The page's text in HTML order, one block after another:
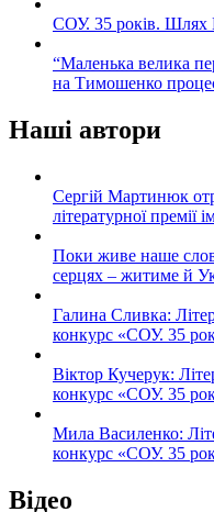
СОУ. 35 років. Шлях
“Маленька велика
на Тимошенко
Наші автори
Сергій Мартинюк
літературної
Поки живе наше
серцях – житиме й
Галина Сливка:
конкурс «СОУ. 35
Віктор Кучерук:
конкурс «СОУ. 35
Мила Василенко:
конкурс «СОУ. 35
Відео